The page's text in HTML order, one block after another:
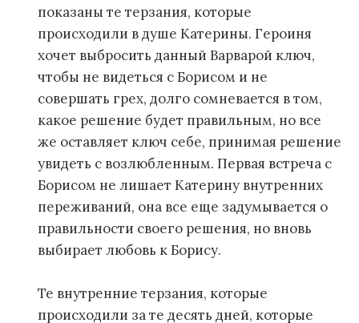
показаны те терзания, которые
происходили в душе Катерины. Героиня
хочет выбросить данный Варварой ключ,
чтобы не видеться с Борисом и не
совершать грех, долго сомневается в том,
какое решение будет правильным, но все
же оставляет ключ себе, принимая решение
увидеть с возлюбленным. Первая встреча с
Борисом не лишает Катерину внутренних
переживаний, она все еще задумывается о
правильности своего решения, но вновь
выбирает любовь к Борису.
Те внутренние терзания, которые
происходили за те десять дней, которые